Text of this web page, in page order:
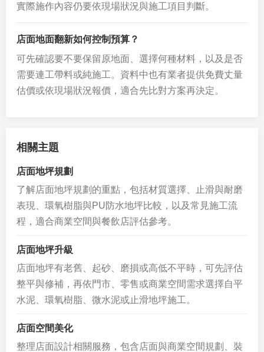
實際施作內容仍要依現場狀況與施工項目判斷。
店面地面翻新如何控制預算？
可先確認要不要保留原地面、選擇何種材料，以及是否
需要連工帶料或純施工。資料中也有業者提供免費丈量
估價或依現場狀況報價，適合先比對方案再決定。
相關主題
店面地坪規劃
了解店面地坪規劃的重點，包括材質選擇、止滑與耐磨
表現、環氧樹脂與PU防水地坪比較，以及常見施工流
程，適合商業空間與餐飲店評估參考。
店面地坪升級
店面地坪有老舊、起砂、磨損或高低不平時，可先評估
整平與修補，再依門市、零售或商業空間需求選擇自平
水泥、環氧樹脂、微水泥或止滑地坪施工。
店面空間美化
整理店面設計相關服務，包含店面與商業空間規劃、裝